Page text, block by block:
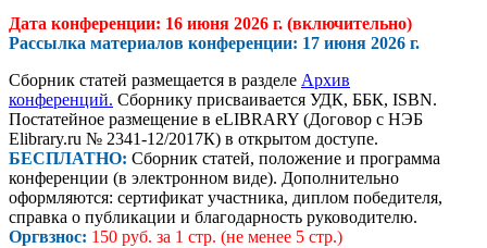
Дата конференции: 16 июня 2026 г. (включительно)
Рассылка материалов конференции: 17 июня 2026 г.
Сборник статей размещается в разделе Архив
конференций. Сборнику присваивается УДК, ББК, ISBN.
Постатейное размещение в eLIBRARY (Договор с НЭБ
Elibrary.ru № 2341-12/2017К) в открытом доступе.
БЕСПЛАТНО: Сборник статей, положение и программа
конференции (в электронном виде). Дополнительно
оформляются: сертификат участника, диплом победителя,
справка о публикации и благодарность руководителю.
Оргвзнос: 150 руб. за 1 стр. (не менее 5 стр.)